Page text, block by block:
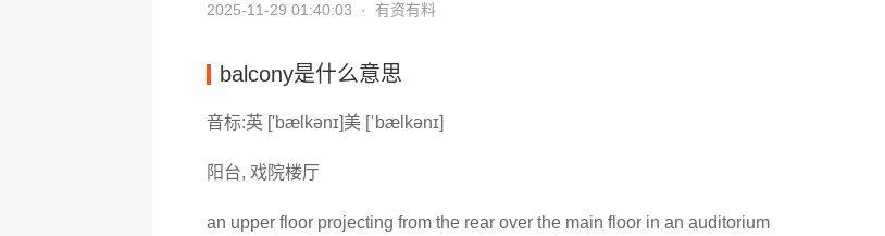
2025-11-29 01:40:03 · 有资有料
balcony是什么意思
音标:英 ['bælkənɪ]美 [ˈbælkənɪ]
阳台, 戏院楼厅
an upper floor projecting from the rear over the main floor in an auditorium